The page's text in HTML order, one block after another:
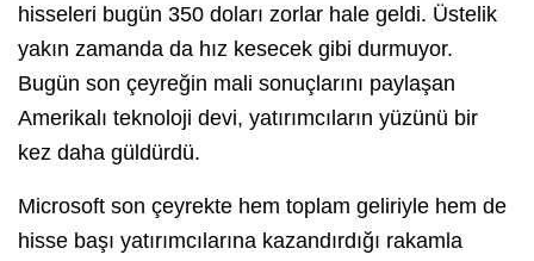
hisseleri bugün 350 doları zorlar hale geldi. Üstelik
yakın zamanda da hız kesecek gibi durmuyor.
Bugün son çeyreğin mali sonuçlarını paylaşan
Amerikalı teknoloji devi, yatırımcıların yüzünü bir
kez daha güldürdü.
Microsoft son çeyrekte hem toplam geliriyle hem de
hisse başı yatırımcılarına kazandırdığı rakamla